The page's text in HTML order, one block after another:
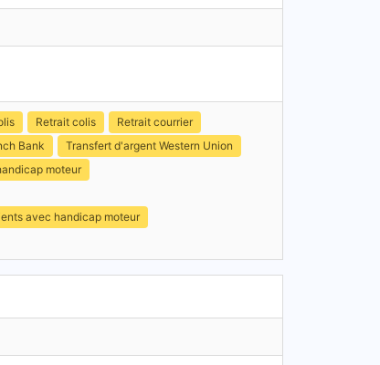
Retrait colis
Retrait courrier
Bank
Transfert d'argent Western Union
moteur
avec handicap moteur